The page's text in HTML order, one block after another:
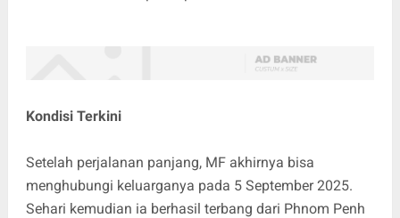
Kondisi Terkini
Setelah perjalanan panjang, MF akhirnya bisa
menghubungi keluarganya pada 5 September 2025.
Sehari kemudian ia berhasil terbang dari Phnom Penh